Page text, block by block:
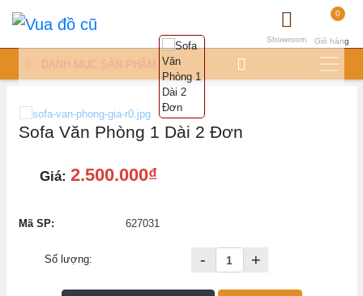
0
Giỏ hàng
Showroom
DANH MỤC SẢN PHẨM
Sofa Văn Phòng 1 Dài 2 Đơn
Giá: 2.500.000₫
Mã SP: 627031
Số lượng: - +